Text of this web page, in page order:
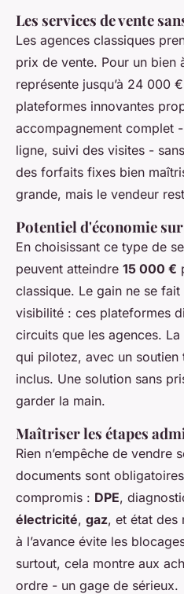
Les services de vente
Les agences classiques
prix de vente. Pour un bien
représente jusqu’à 24 000
plateformes innovantes
accompagnement complet
ligne, suivi des visites -
des forfaits fixes bien
grande, mais le vendeur
Potentiel d'économie
En choisissant ce type de
peuvent atteindre 15 000 €
classique. Le gain ne se
visibilité : ces plateformes
circuits que les agences. La
qui pilotez, avec un soutien
inclus. Une solution sans
garder la main.
Maîtriser les étapes
Rien n’empêche de vendre
documents sont
compromis : DPE,
électricité, gaz, et état des
à l’avance évite les
surtout, cela montre aux
ordre - un gage de sérieux.